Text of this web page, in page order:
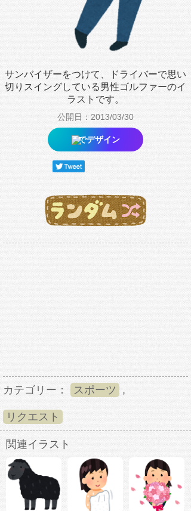
サンバイザーをつけて、ドライバーで思い
切りスイングしている男性ゴルファーのイ
ラストです。
公開日：2013/03/30
でデザイン
カテゴリー： スポーツ ,
リクエスト
関連イラスト